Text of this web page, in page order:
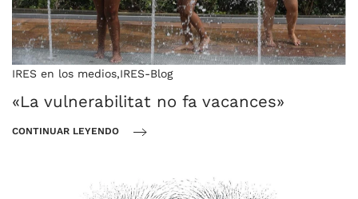
IRES en los medios,IRES-Blog
«La vulnerabilitat no fa vacances»
CONTINUAR LEYENDO